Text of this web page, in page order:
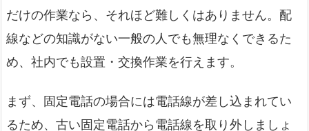
だけの作業なら、それほど難しくはありません。配
線などの知識がない一般の人でも無理なくできるた
め、社内でも設置・交換作業を行えます。
まず、固定電話の場合には電話線が差し込まれてい
るため、古い固定電話から電話線を取り外しましょ